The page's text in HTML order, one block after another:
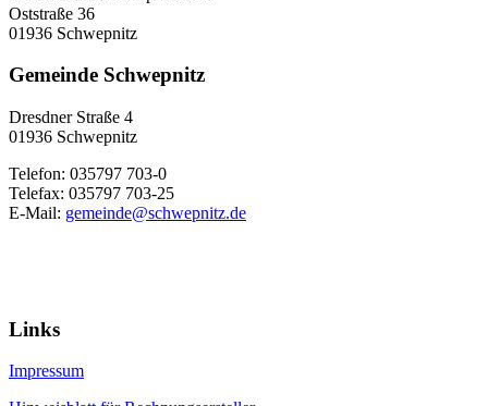
Oststraße 36
01936 Schwepnitz
Gemeinde Schwepnitz
Dresdner Straße 4
01936 Schwepnitz
Telefon: 035797 703-0
Telefax: 035797 703-25
E-Mail: gemeinde@schwepnitz.de
Links
Impressum